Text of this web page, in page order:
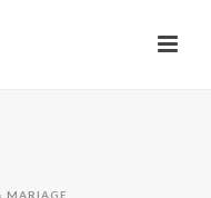
MARIAGE